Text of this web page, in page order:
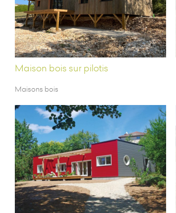
Maison bois sur pilotis
Maisons bois